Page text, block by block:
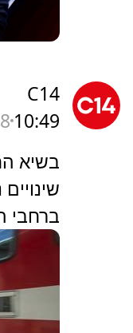
C14
10:49
בשיא
ברחבי